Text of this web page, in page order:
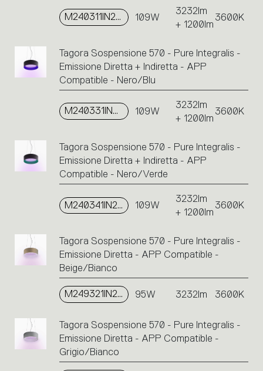
M240311IN2APP 109W
3232lm
+ 1200lm
3600K
Tagora Sospensione 570 - Pure Integralis -
Emissione Diretta + Indiretta - APP
Compatible - Nero/Blu
M240331IN2APP 109W
3232lm
+ 1200lm
3600K
Tagora Sospensione 570 - Pure Integralis -
Emissione Diretta + Indiretta - APP
Compatible - Nero/Verde
M240341IN2APP 109W
3232lm
+ 1200lm
3600K
Tagora Sospensione 570 - Pure Integralis -
Emissione Diretta - APP Compatible -
Beige/Bianco
M249321IN2APP 95W 3232lm 3600K
Tagora Sospensione 570 - Pure Integralis -
Emissione Diretta - APP Compatible -
Grigio/Bianco